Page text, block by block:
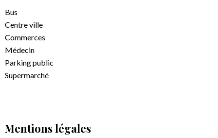
Bus
Centre ville
Commerces
Médecin
Parking public
Supermarché
Mentions légales